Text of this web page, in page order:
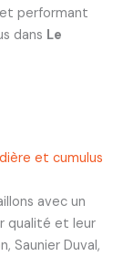
performant
dans Le
et cumulus
avec un
qualité et leur
Saunier Duval,